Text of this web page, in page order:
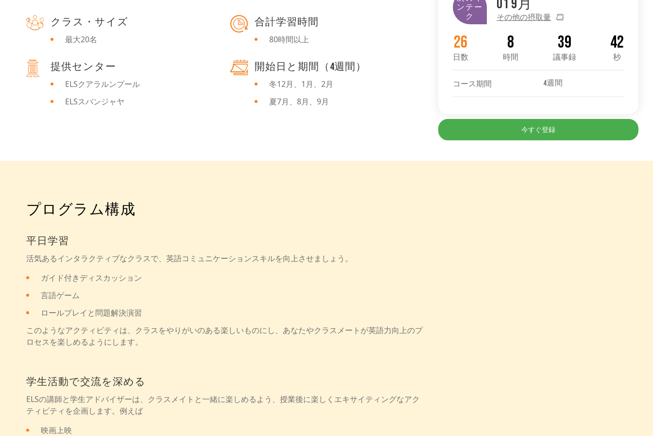
ンテー
ク
01 9月
その他の摂取量
26
日数
8
時間
39
議事録
41
秒
コース期間 4週間
今すぐ登録
クラス・サイズ
最大20名
合計学習時間
80時間以上
提供センター
ELSクアラルンプール
ELSスバンジャヤ
開始日と期間（4週間）
冬12月、1月、2月
夏7月、8月、9月
プログラム構成
平日学習
活気あるインタラクティブなクラスで、英語コミュニケーションスキルを向上させましょう。
ガイド付きディスカッション
言語ゲーム
ロールプレイと問題解決演習
このようなアクティビティは、クラスをやりがいのある楽しいものにし、あなたやクラスメートが英語力向上のプ
ロセスを楽しめるようにします。
学生活動で交流を深める
ELSの講師と学生アドバイザーは、クラスメイトと一緒に楽しめるよう、授業後に楽しくエキサイティングなアク
ティビティを企画します。例えば
映画上映